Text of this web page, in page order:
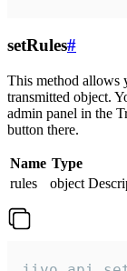
setRules#
This method allows
transmitted object.
admin panel in the
button there.
Name Type
rules
object